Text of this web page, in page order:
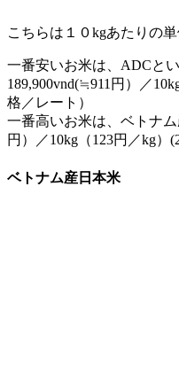
こちらは１０kgあたりの単
一番安いお米は、ADCと
189,900vnd(≒911円）／
格／レート）
一番高いお米は、ベトナ
円）／10kg（123円／kg）
ベトナム産日本米